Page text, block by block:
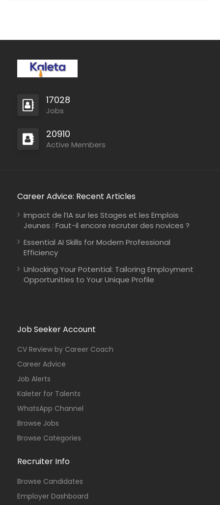
17028
Jobs
20910
Active Members
Career Advice: Recent Articles
Impact de l’IA sur les Stages et les Emplois
Jeunes : Faut-il encore recruter des novices ?
Essential AI Skills for Modern Professional
Efficiency
Unlocking Your Potential: Tailoring Employment
Opportunities to Your Unique Profile
Job Seeker Account
CV Review by Career Coach
Career Advice
Job Alerts
Kaleter for Talents
WhatsApp Channel
Browse Jobs
Browse Categories
Recruiter Info
Browse Candidates
Employer Dashboard